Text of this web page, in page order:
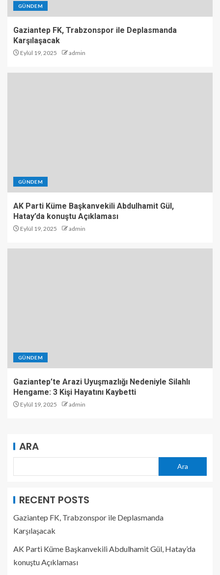
GÜNDEM
Gaziantep FK, Trabzonspor ile Deplasmanda
Karşılaşacak
Eylül 19, 2025 admin
GÜNDEM
AK Parti Küme Başkanvekili Abdulhamit Gül,
Hatay’da konuştu Açıklaması
Eylül 19, 2025 admin
GÜNDEM
Gaziantep’te Arazi Uyuşmazlığı Nedeniyle Silahlı
Hengame: 3 Kişi Hayatını Kaybetti
Eylül 19, 2025 admin
ARA
Ara
RECENT POSTS
Gaziantep FK, Trabzonspor ile Deplasmanda
Karşılaşacak
AK Parti Küme Başkanvekili Abdulhamit Gül, Hatay’da
konuştu Açıklaması